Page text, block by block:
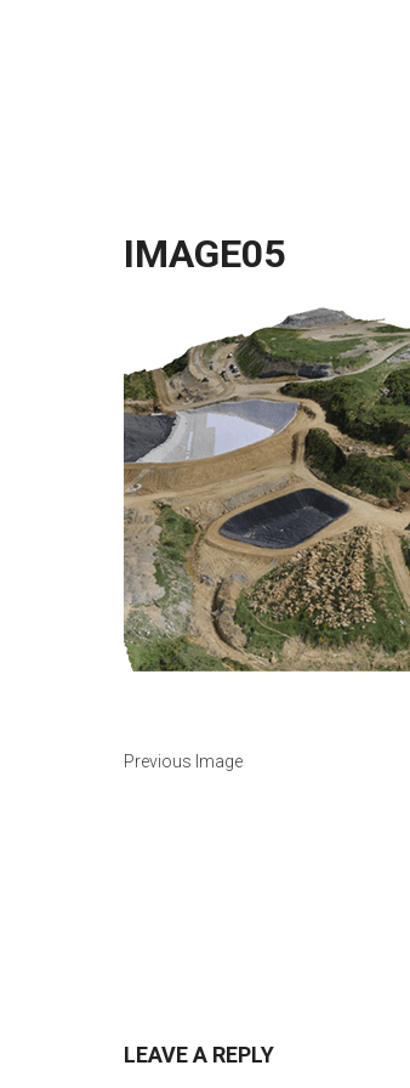
IMAGE05
Previous Image
LEAVE A REPLY